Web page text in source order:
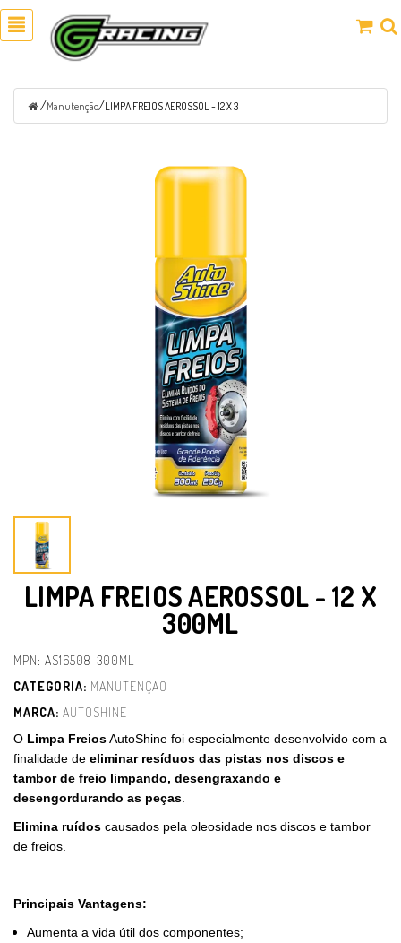
/Manutenção/LIMPA FREIOS AEROSSOL - 12 X 3
LIMPA FREIOS AEROSSOL - 12 X
300ML
MPN: AS16508-300ML
CATEGORIA: MANUTENÇÃO
MARCA: AUTOSHINE
O Limpa FreiosAutoShine foi especialmente desenvolvido com a
finalidade de eliminar resíduos das pistas nos discos e
tambor de freio limpando, desengraxando e
desengordurando as peças.
Elimina ruídos causados pela oleosidade nos discos e tambor
de freios.
Principais Vantagens:
Aumenta a vida útil dos componentes;